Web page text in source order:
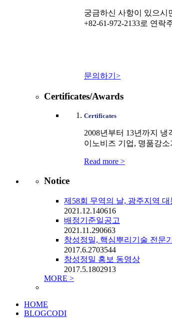
궁금하신 사항이 있으시
+82-61-972-2133로 연락
문의하기>
Certificates/Awards
Certificates
2008년부터 13년까지
이노비즈 기업, 명품강
Read more >
Notice
제58회 무역의 날, 광주지역
2021.12.140616
배정기준일공고
2021.11.290663
창성정밀, 핵심뿌리기술 전문
2017.6.2703544
창성정밀 홍보 동영상
2017.5.1802913
MORE >
HOME
BLOGCODI